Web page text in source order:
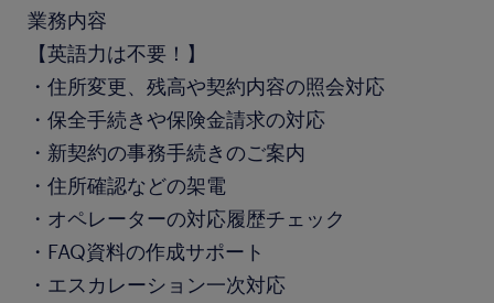
業務内容
【英語力は不要！】
・住所変更、残高や契約内容の照会対応
・保全手続きや保険金請求の対応
・新契約の事務手続きのご案内
・住所確認などの架電
・オペレーターの対応履歴チェック
・FAQ資料の作成サポート
・エスカレーション一次対応